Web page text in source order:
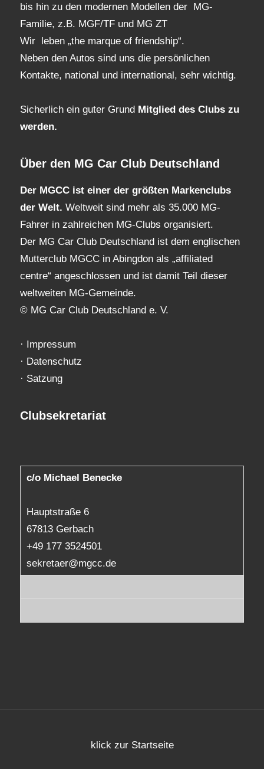
bis hin zu den modernen Modellen der MG-
Familie, z.B. MGF/TF und MG ZT
Wir leben „the marque of friendship“.
Neben den Autos sind uns die persönlichen
Kontakte, national und international, sehr wichtig.
Sicherlich ein guter Grund Mitglied des Clubs zu
werden.
Über den MG Car Club Deutschland
Der MGCC ist einer der größten Markenclubs
der Welt. Weltweit sind mehr als 35.000 MG-
Fahrer in zahlreichen MG-Clubs organisiert.
Der MG Car Club Deutschland ist dem englischen
Mutterclub MGCC in Abingdon als „affiliated
centre“ angeschlossen und ist damit Teil dieser
weltweiten MG-Gemeinde.
© MG Car Club Deutschland e. V.
· Impressum
· Datenschutz
· Satzung
Clubsekretariat
c/o Michael Benecke
Hauptstraße 6
67813 Gerbach
+49 177 3524501
sekretaer@mgcc.de
klick zur Startseite